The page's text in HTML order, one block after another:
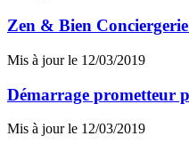
Zen & Bien
Mis à jour le 12/03/2019
Démarrage prometteur
Mis à jour le 12/03/2019